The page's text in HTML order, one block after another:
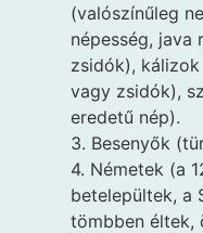
(valószínűleg
népesség, java
zsidók),
vagy zsidók),
eredetű nép).
3. Besenyők
4. Németek (a
betelepültek, a
tömbben éltek,